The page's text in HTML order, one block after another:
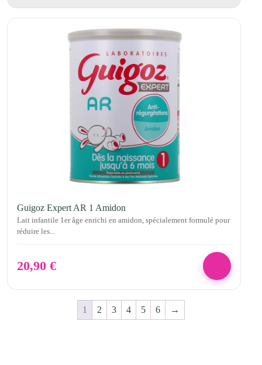
Guigoz Expert AR 1 Amidon
Lait infantile 1er âge enrichi en amidon, spécialement formulé pour
réduire les...
20,90 €
1 2 3 4 5 6 →